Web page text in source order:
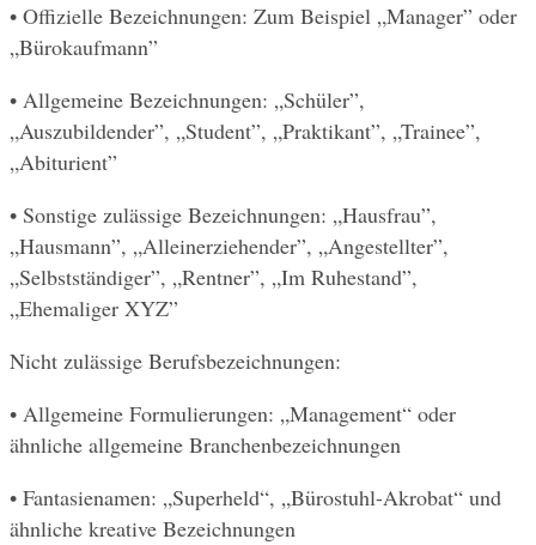
• Offizielle Bezeichnungen: Zum Beispiel „Manager” oder
„Bürokaufmann”
• Allgemeine Bezeichnungen: „Schüler”,
„Auszubildender”, „Student”, „Praktikant”, „Trainee”,
„Abiturient”
• Sonstige zulässige Bezeichnungen: „Hausfrau”,
„Hausmann”, „Alleinerziehender”, „Angestellter”,
„Selbstständiger”, „Rentner”, „Im Ruhestand”,
„Ehemaliger XYZ”
Nicht zulässige Berufsbezeichnungen:
• Allgemeine Formulierungen: „Management“ oder
ähnliche allgemeine Branchenbezeichnungen
• Fantasienamen: „Superheld“, „Bürostuhl-Akrobat“ und
ähnliche kreative Bezeichnungen